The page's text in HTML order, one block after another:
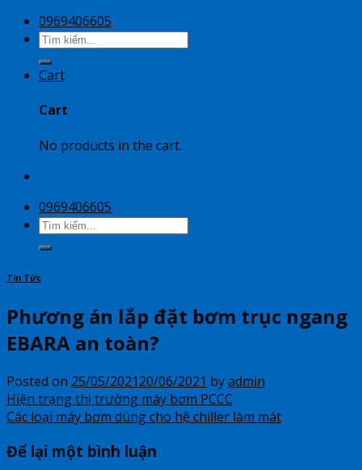
0969406605
Search
for:
Cart
Cart
No products in the cart.
0969406605
Search
for:
Tin Tức
Phương án lắp đặt bơm trục ngang
EBARA an toàn?
Posted on 25/05/202120/06/2021 byadmin
Hiện trạng thị trường máy bơm PCCC
Các loại máy bơm dùng cho hệ chiller làm mát
Để lại một bình luận